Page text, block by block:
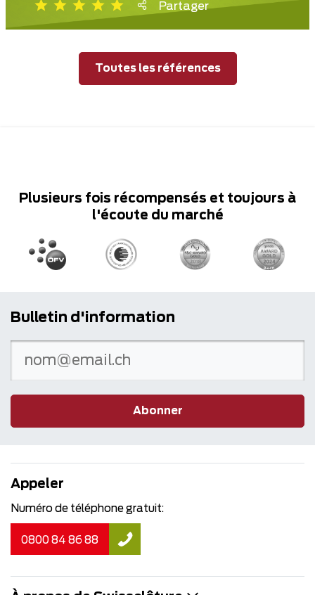
Partager
Toutes les références
Plusieurs fois récompensés et toujours à
l'écoute du marché
Bulletin d'information
Abonner
Appeler
Numéro de téléphone gratuit:
0800 84 86 88